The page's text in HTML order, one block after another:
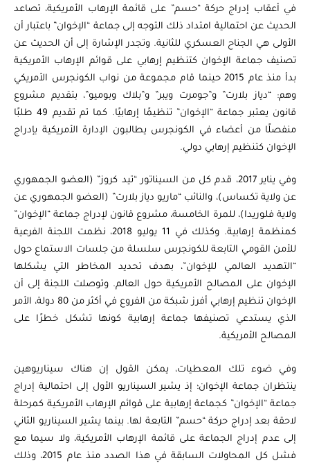
في أعقاب إدراج حركة “حسم” على قائمة الإرهاب الأمريكية، تصاعد
الحديث عن احتمالية امتداد ذلك التوجه إلى جماعة “الإخوان” باعتبار أن
الأولى هي الجناح العسكري للثانية. وتجدر الإشارة إلى أن الحديث عن
تصنيف جماعة الإخوان كتنظيم إرهابي على قوائم الإرهاب الأمريكية
بدأ منذ عام 2015 حينما قام مجموعة من نواب الكونجرس الأمريكي
وهم: “دياز بلارت” و”جومرت ويبر” و”بلاك وبوميو”، بتقديم مشروع
قانون يعتبر جماعة “الإخوان” تنظيمًا إرهابيًا. كما تم تقديم 49 طلبًا
منفصلًا من أعضاء في الكونجرس يطالبون الإدارة الأمريكية بإدراج
الإخوان كتنظيم إرهابي دولي.
وفي يناير 2017، قدم كل من السيناتور “تيد كروز” (العضو الجمهوري
عن ولاية تكساس)، والنائب “ماريو دياز بلارت” (العضو الجمهوري عن
ولاية فلوريدا)، للمرة الخامسة، مشروع قانون لإدراج جماعة “الإخوان”
كمنظمة إرهابية. وكذلك في 11 يوليو 2018، نظمت اللجنة الفرعية
للأمن القومي التابعة للكونجرس سلسلة من جلسات الاستماع حول
“التهديد العالمي للإخوان”، بهدف تحديد المخاطر التي يشكلها
الإخوان على المصالح الأمريكية حول العالم. وتوصلت اللجنة إلى أن
الإخوان تنظيم إرهابي أفرز شبكة من الفروع في أكثر من 80 دولة، الأمر
الذي يستدعي تصنيفها جماعة إرهابية كونها تشكل خطرًا على
المصالح الأمريكية.
وفي ضوء تلك المعطيات، يمكن القول إن هناك سيناريوهين
ينتظران جماعة الإخوان؛ إذ يشير السيناريو الأول إلى احتمالية إدراج
جماعة “الإخوان” كجماعة إرهابية على قوائم الإرهاب الأمريكية كمرحلة
لاحقة بعد إدراج حركة “حسم” التابعة لها. بينما يشير السيناريو الثاني
إلى عدم إدراج الجماعة على قائمة الإرهاب الأمريكية، ولا سيما مع
فشل كل المحاولات السابقة في هذا الصدد منذ عام 2015، وذلك